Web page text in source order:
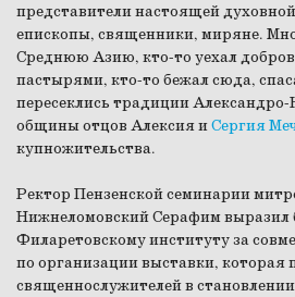
представители настоящей
епископы, священники, миряне.
Среднюю Азию, кто-то уехал
пастырями, кто-то бежал сюда,
пересеклись традиции Александро-
общины отцов Алексия иСергия
купножительства.
Ректор Пензенской семинарии
Нижнеломовский Серафим выразил
Филаретовскому институту за
по организации выставки, которая
священнослужителей в